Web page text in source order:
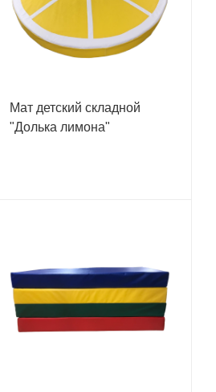
Мат детский складной
"Долька лимона"